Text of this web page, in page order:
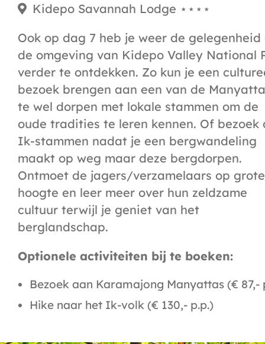
Kidepo Savannah Lodge ⋆⋆⋆⋆
Ook op dag 7 heb je weer de gelegenheid
de omgeving van Kidepo Valley National
verder te ontdekken. Zo kun je een
bezoek brengen aan een van de
te wel dorpen met lokale stammen om de
oude tradities te leren kennen. Of bezoek
Ik-stammen nadat je een bergwandeling
maakt op weg maar deze bergdorpen.
Ontmoet de jagers/verzamelaars op grote
hoogte en leer meer over hun zeldzame
cultuur terwijl je geniet van het
berglandschap.
Optionele activiteiten bij te boeken:
Bezoek aan Karamajong Manyattas (€ 87,-
Hike naar het Ik-volk (€ 130,- p.p.)